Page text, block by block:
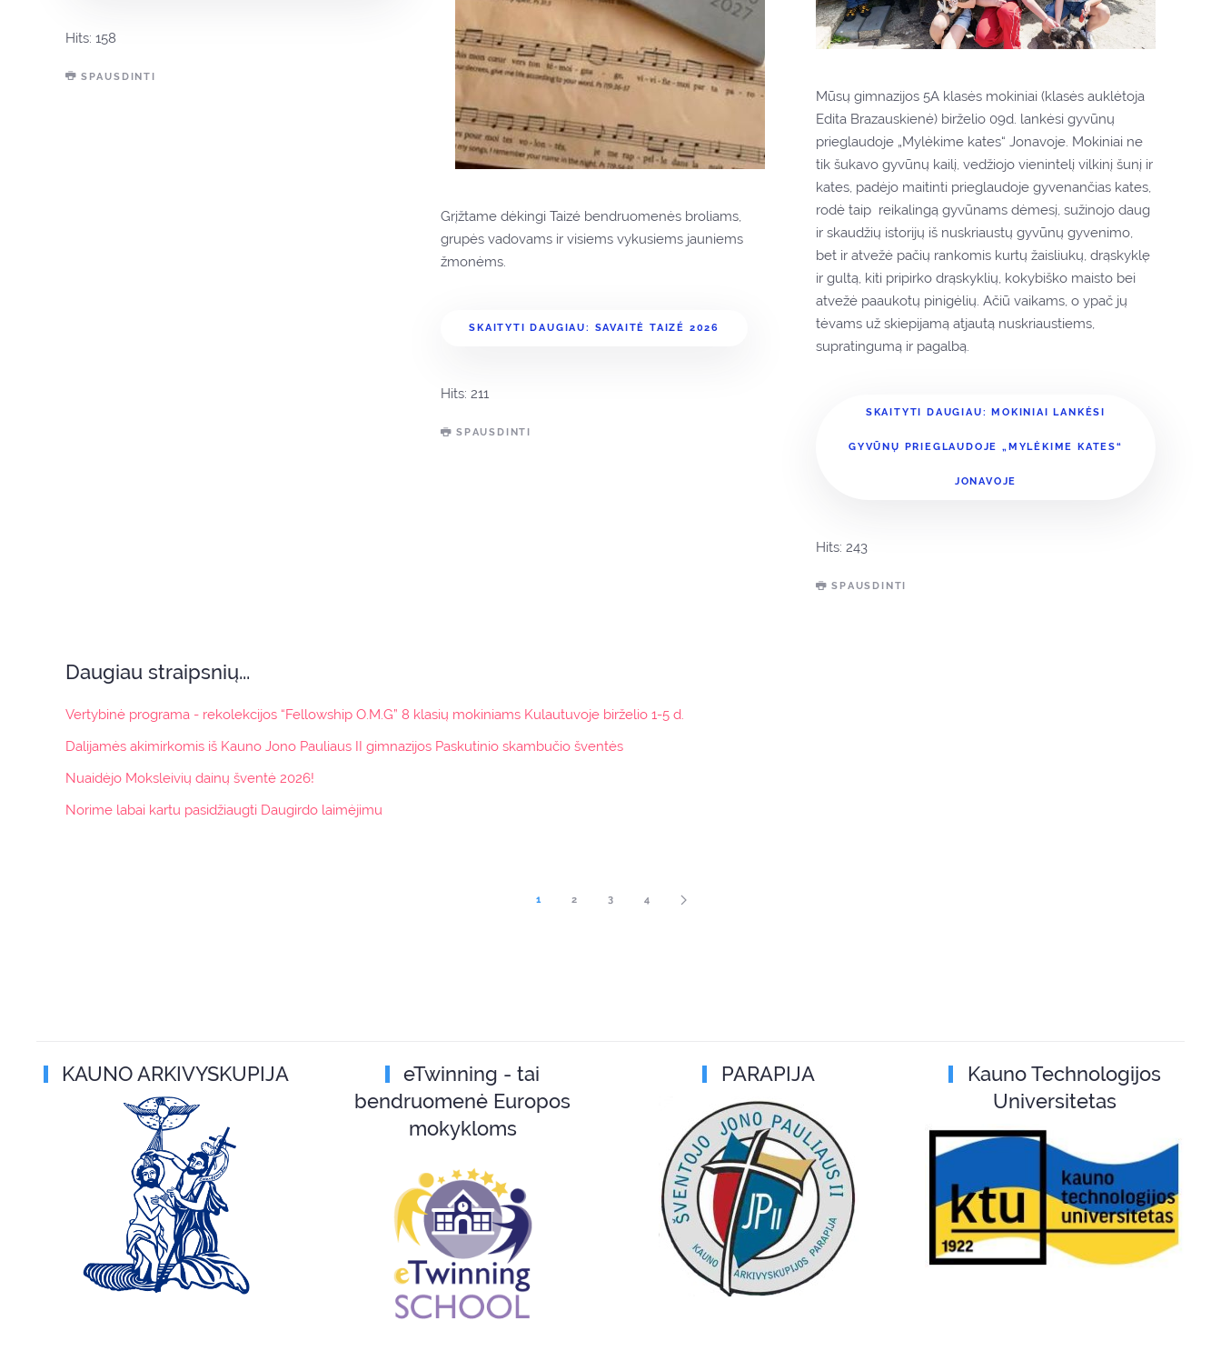
Hits: 158
SPAUSDINTI
Grįžtame dėkingi Taizé bendruomenės broliams,
grupės vadovams ir visiems vykusiems jauniems
žmonėms.
SKAITYTI DAUGIAU: SAVAITĖ TAIZÉ 2026
Hits: 211
SPAUSDINTI
Mūsų gimnazijos 5A klasės mokiniai (klasės auklėtoja
Edita Brazauskienė) birželio 09d. lankėsi gyvūnų
prieglaudoje „Mylėkime kates“ Jonavoje. Mokiniai ne
tik šukavo gyvūnų kailį, vedžiojo vienintelį vilkinį šunį ir
kates, padėjo maitinti prieglaudoje gyvenančias kates,
rodė taip reikalingą gyvūnams dėmesį, sužinojo daug
ir skaudžių istorijų iš nuskriaustų gyvūnų gyvenimo,
bet ir atvežė pačių rankomis kurtų žaisliukų, drąskyklę
ir gultą, kiti pripirko drąskyklių, kokybiško maisto bei
atvežė paaukotų pinigėlių. Ačiū vaikams, o ypač jų
tėvams už skiepijamą atjautą nuskriaustiems,
supratingumą ir pagalbą.
SKAITYTI DAUGIAU: MOKINIAI LANKĖSI
GYVŪNŲ PRIEGLAUDOJE „MYLĖKIME KATES“
JONAVOJE
Hits: 243
SPAUSDINTI
Daugiau straipsnių...
Vertybinė programa - rekolekcijos “Fellowship O.M.G” 8 klasių mokiniams Kulautuvoje birželio 1-5 d.
Dalijamės akimirkomis iš Kauno Jono Pauliaus II gimnazijos Paskutinio skambučio šventės
Nuaidėjo Moksleivių dainų šventė 2026!
Norime labai kartu pasidžiaugti Daugirdo laimėjimu
1 2 3 4
KAUNO ARKIVYSKUPIJA
eTwinning - tai
bendruomenė Europos
mokykloms
PARAPIJA
Kauno Technologijos
Universitetas